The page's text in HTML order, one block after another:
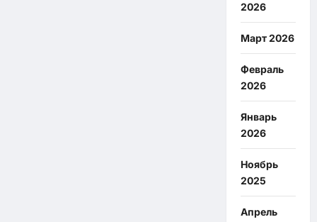
2026
Март 2026
Февраль
2026
Январь
2026
Ноябрь
2025
Апрель